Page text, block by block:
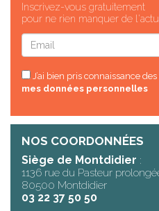
Inscrivez-vous gratuitement
pour ne rien manquer de
J’ai bien pris connaissance des
mes données personnelles
NOS COORDONNÉES
Siège de Montdidier :
1136 rue du Pasteur
80500 Montdidier
03 22 37 50 50